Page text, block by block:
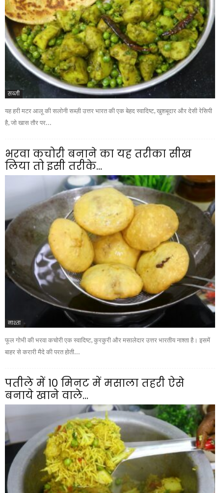
सब्ज़ी
यह हरी मटर आलू की सलोनी सब्ज़ी उत्तर भारत की एक बेहद स्वादिष्ट, खुशबूदार और देसी रेसिपी
है, जो खास तौर पर...
भरवा कचोरी बनाने का यह तरीका सीख
लिया तो इसी तरीके...
नाश्ता
फूल गोभी की भरवा कचोरी एक स्वादिष्ट, कुरकुरी और मसालेदार उत्तर भारतीय नाश्ता है। इसमें
बाहर से करारी मैदे की परत होती...
पतीले में 10 मिनट में मसाला तहरी ऐसे
बनाये खाने वाले...